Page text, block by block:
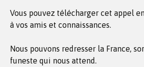
Vous pouvez télécharger cet appel
à vos amis et connaissances.
Nous pouvons redresser la France,
funeste qui nous attend.